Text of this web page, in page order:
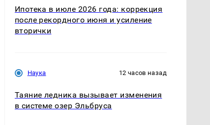
Ипотека в июле 2026 года: коррекция
после рекордного июня и усиление
вторички
Наука 12 часов назад
Таяние ледника вызывает изменения
в системе озер Эльбруса